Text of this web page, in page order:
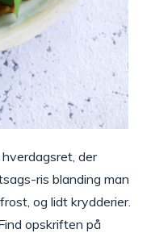
der
ris blanding man
og lidt krydderier.
opskriften på